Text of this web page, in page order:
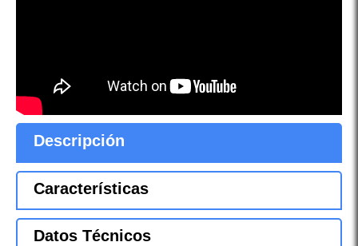
Descripción
Características
Datos Técnicos